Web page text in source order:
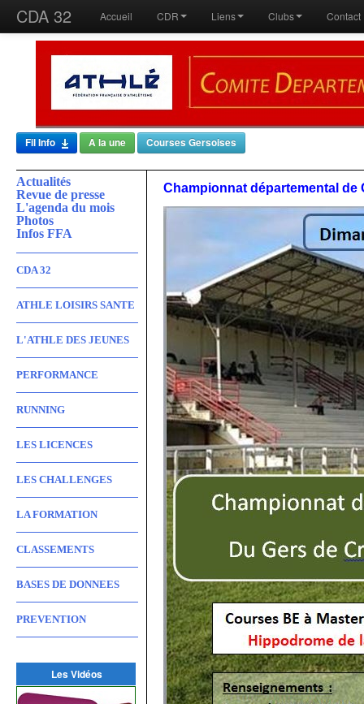
Fil Info A la une Courses Gersoises
CDA 32 Accueil CDR Liens Clubs Contact
Actualités
Revue de presse
L'agenda du mois
Photos
Infos FFA
CDA 32
ATHLE LOISIRS SANTE
L'ATHLE DES JEUNES
PERFORMANCE
RUNNING
LES LICENCES
LES CHALLENGES
LA FORMATION
CLASSEMENTS
BASES DE DONNEES
PREVENTION
Les Vidéos
Championnat départemental de